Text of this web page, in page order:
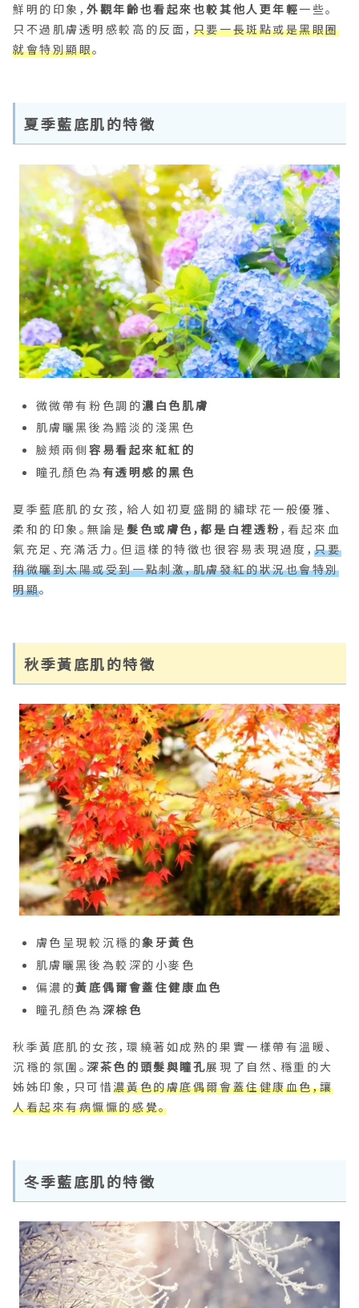
鮮明的印象，外觀年齡也看起來也較其他人更年輕一些。
只不過肌膚透明感較高的反面， 只要一長斑點或是黑眼圈
就會特別顯眼。
夏季藍底肌的特徵
微微帶有粉色調的濃白色肌膚
肌膚曬黑後為黯淡的淺黑色
臉頰兩側容易看起來紅紅的
瞳孔顏色為有透明感的黑色
夏季藍底肌的女孩，給人如初夏盛開的繡球花一般優雅、
柔和的印象。無論是髮色或膚色，都是白裡透粉，看起來血
氣充足、充滿活力。但這樣的特徵也很容易表現過度，只要
稍微曬到太陽或受到一點刺激，肌膚發紅的狀況也會特別
明顯。
秋季黃底肌的特徵
膚色呈現較沉穩的象牙黃色
肌膚曬黑後為較深的小麥色
偏濃的黃底偶爾會蓋住健康血色
瞳孔顏色為深棕色
秋季黃底肌的女孩，環繞著如成熟的果實一樣帶有溫暖、
沉穩的氛圍。深茶色的頭髮與瞳孔展現了自然、穩重的大
姊姊印象，只可惜濃黃色的膚底偶爾會蓋住健康血色，讓
人看起來有病懨懨的感覺。
冬季藍底肌的特徵